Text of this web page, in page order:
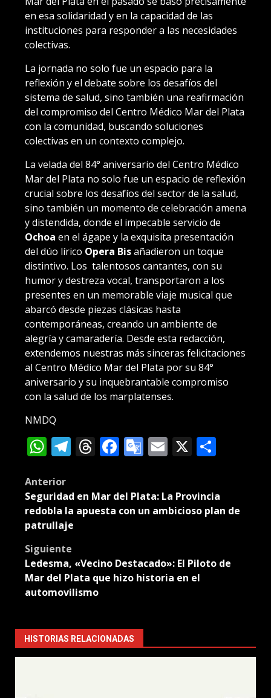
en esa solidaridad y en la capacidad de las
instituciones para responder a las necesidades
colectivas.
La jornada no solo fue un espacio para la
reflexión y el debate sobre los desafíos del
sistema de salud, sino también una reafirmación
del compromiso del Centro Médico Mar del Plata
con la comunidad, buscando soluciones
colectivas en un contexto complejo.
La velada del 84° aniversario del Centro Médico
Mar del Plata no solo fue un espacio de reflexión
crucial sobre los desafíos del sector de la salud,
sino también un momento de celebración amena
y distendida, donde el impecable servicio de
Ochoa en el ágape y la exquisita presentación
del dúo lírico Opera Bisañadieron un toque
distintivo. Los talentosos cantantes, con su
humor y destreza vocal, transportaron a los
presentes en un memorable viaje musical que
abarcó desde piezas clásicas hasta
contemporáneas, creando un ambiente de
alegría y camaradería. Desde esta redacción,
extendemos nuestras más sinceras felicitaciones
al Centro Médico Mar del Plata por su 84°
aniversario y su inquebrantable compromiso
con la salud de los marplatenses.
NMDQ
WhatsApp
Telegram
Threads
Facebook
Google
Translate
Email
X
Post
navigation
Anterior
Seguridad en Mar del Plata: La Provincia
redobla la apuesta con un ambicioso plan de
patrullaje
Siguiente
Ledesma, «Vecino Destacado»: El Piloto de
Mar del Plata que hizo historia en el
automovilismo
HISTORIAS RELACIONADAS